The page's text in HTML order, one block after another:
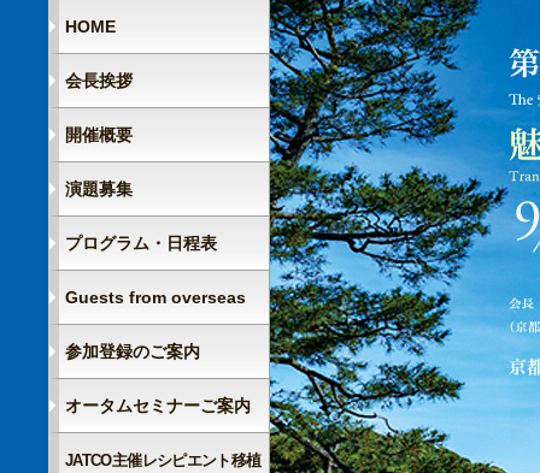
HOME
会長挨拶
開催概要
演題募集
プログラム・日程表
Guests from overseas
参加登録のご案内
オータムセミナーご案内
JATCO主催レシピエント移植